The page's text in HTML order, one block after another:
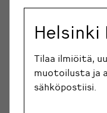
Helsinki
Tilaa ilmiöitä,
muotoilusta ja
sähköpostiisi.